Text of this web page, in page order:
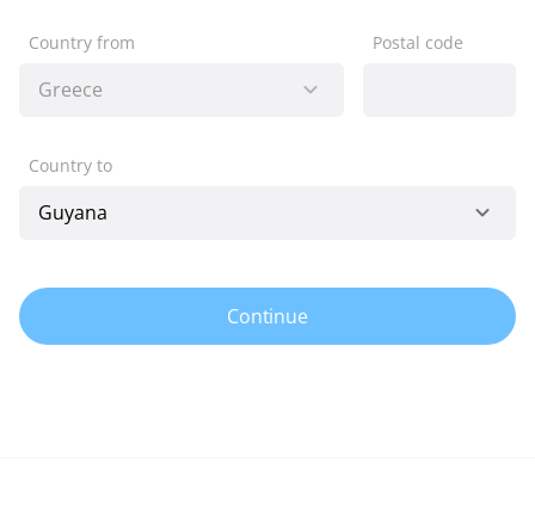
Country from Postal code
Country to
Continue